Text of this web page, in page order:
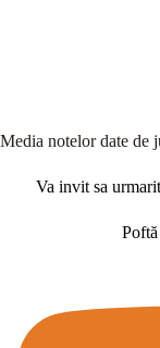
Media notelor date de
Va invit sa